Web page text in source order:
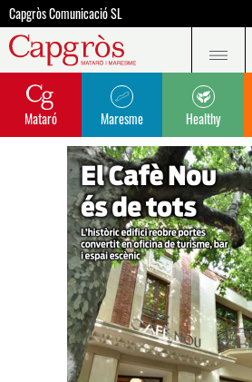
Capgròs Comunicació SL
Mataró Maresme Healthy